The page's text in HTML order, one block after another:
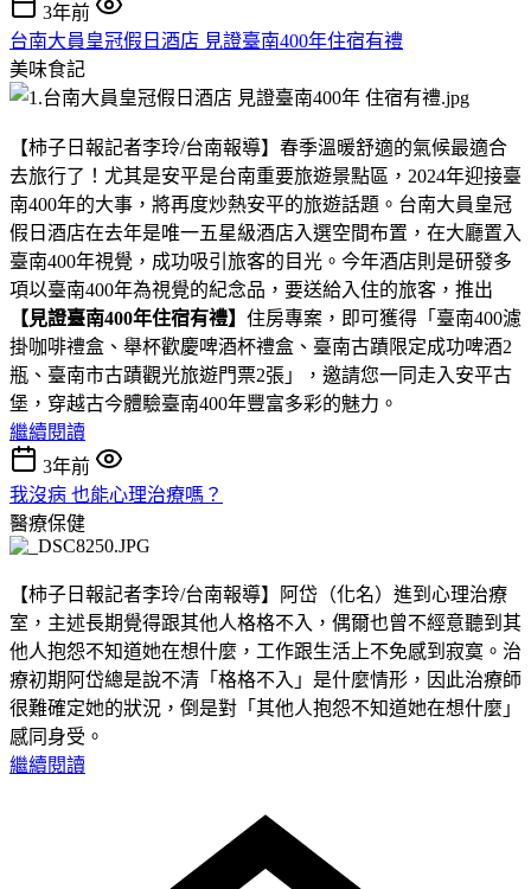
3年前
台南大員皇冠假日酒店 見證臺南400年住宿有禮
美味食記
【柿子日報記者李玲/台南報導】春季溫暖舒適的氣候最適合
去旅行了！尤其是安平是台南重要旅遊景點區，2024年迎接臺
南400年的大事，將再度炒熱安平的旅遊話題。台南大員皇冠
假日酒店在去年是唯一五星級酒店入選空間布置，在大廳置入
臺南400年視覺，成功吸引旅客的目光。今年酒店則是研發多
項以臺南400年為視覺的紀念品，要送給入住的旅客，推出
【見證臺南400年住宿有禮】 住房專案，即可獲得「臺南400濾
掛咖啡禮盒、舉杯歡慶啤酒杯禮盒、臺南古蹟限定成功啤酒2
瓶、臺南市古蹟觀光旅遊門票2張」，邀請您一同走入安平古
堡，穿越古今體驗臺南400年豐富多彩的魅力。
繼續閱讀
3年前
我沒病 也能心理治療嗎？
醫療保健
【柿子日報記者李玲/台南報導】阿岱（化名）進到心理治療
室，主述長期覺得跟其他人格格不入，偶爾也曾不經意聽到其
他人抱怨不知道她在想什麼，工作跟生活上不免感到寂寞。治
療初期阿岱總是說不清「格格不入」是什麼情形，因此治療師
很難確定她的狀況，倒是對「其他人抱怨不知道她在想什麼」
感同身受。
繼續閱讀